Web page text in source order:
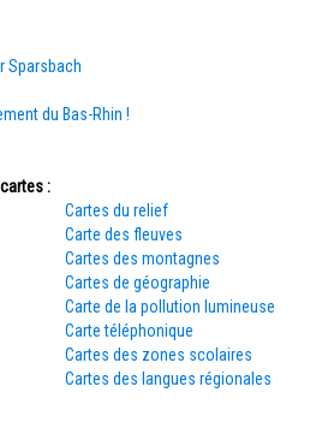
Sparsbach
du Bas-Rhin !
:
Cartes du relief
Carte des fleuves
Cartes des montagnes
Cartes de géographie
Carte de la pollution lumineuse
Carte téléphonique
Cartes des zones scolaires
Cartes des langues régionales